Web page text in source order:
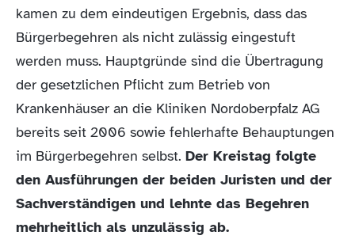
kamen zu dem eindeutigen Ergebnis, dass das
Bürgerbegehren als nicht zulässig eingestuft
werden muss. Hauptgründe sind die Übertragung
der gesetzlichen Pflicht zum Betrieb von
Krankenhäuser an die Kliniken Nordoberpfalz AG
bereits seit 2006 sowie fehlerhafte Behauptungen
im Bürgerbegehren selbst. Der Kreistag folgte
den Ausführungen der beiden Juristen und der
Sachverständigen und lehnte das Begehren
mehrheitlich als unzulässig ab.